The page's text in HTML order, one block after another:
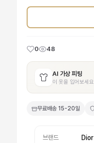
0 48
AI 가상 피팅
이 옷을 입어보세요
무료배송 15-20일
브랜드 Dior